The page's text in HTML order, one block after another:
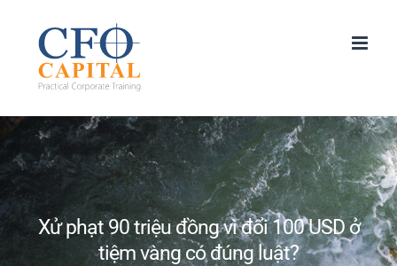
content
Xử phạt 90 triệu đồng vì đổi 100 USD ở
tiệm vàng có đúng luật?